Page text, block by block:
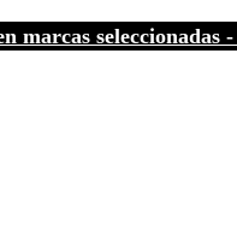
marcas seleccionadas